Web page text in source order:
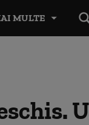
MULTE